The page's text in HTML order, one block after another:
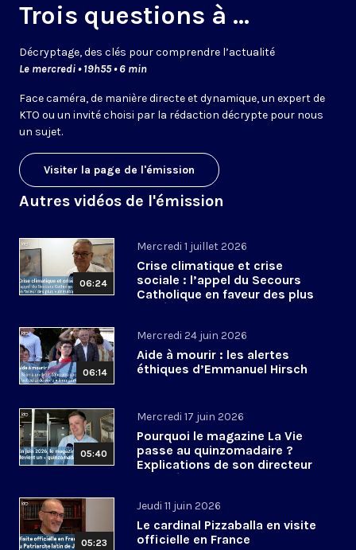
Trois questions à ...
Décryptage, des clés pour comprendre l’actualité
Le mercredi • 19h55 • 6 min
Face caméra, de manière directe et dynamique, un expert de
KTO ou un invité choisi par la rédaction décrypte pour nous
un sujet.
Visiter la page de l'émission
Autres vidéos de l'émission
06:24
Mercredi 1 juillet 2026
Crise climatique et crise
sociale : l’appel du Secours
Catholique en faveur des plus
vulnérables
06:14
Mercredi 24 juin 2026
Aide à mourir : les alertes
éthiques d’Emmanuel Hirsch
05:40
Mercredi 17 juin 2026
Pourquoi le magazine La Vie
passe au quinzomadaire ?
Explications de son directeur
de la rédaction
05:23
Jeudi 11 juin 2026
Le cardinal Pizzaballa en visite
officielle en France